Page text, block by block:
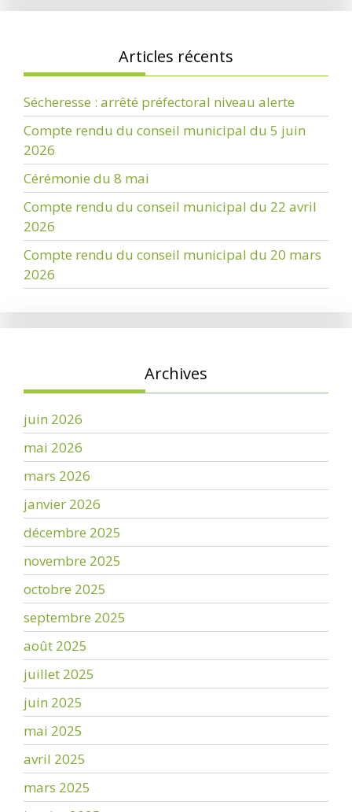
Articles récents
Sécheresse : arrêté préfectoral niveau alerte
Compte rendu du conseil municipal du 5 juin
2026
Cérémonie du 8 mai
Compte rendu du conseil municipal du 22 avril
2026
Compte rendu du conseil municipal du 20 mars
2026
Archives
juin 2026
mai 2026
mars 2026
janvier 2026
décembre 2025
novembre 2025
octobre 2025
septembre 2025
août 2025
juillet 2025
juin 2025
mai 2025
avril 2025
mars 2025